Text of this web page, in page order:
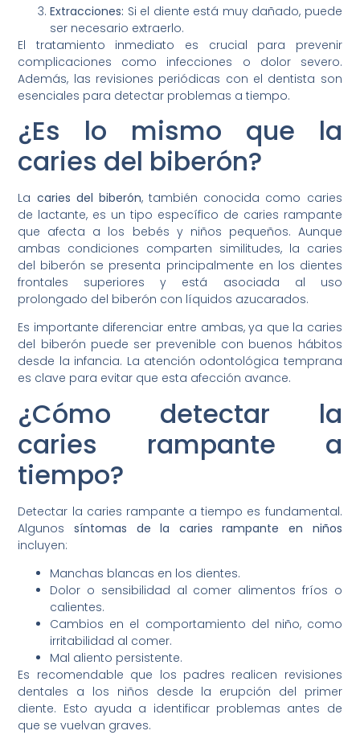
Extracciones: Si el diente está muy dañado, puede
ser necesario extraerlo.
El tratamiento inmediato es crucial para prevenir
complicaciones como infecciones o dolor severo.
Además, las revisiones periódicas con el dentista son
esenciales para detectar problemas a tiempo.
¿Es lo mismo que la
caries del biberón?
La caries del biberón, también conocida como caries
de lactante, es un tipo específico de caries rampante
que afecta a los bebés y niños pequeños. Aunque
ambas condiciones comparten similitudes, la caries
del biberón se presenta principalmente en los dientes
frontales superiores y está asociada al uso
prolongado del biberón con líquidos azucarados.
Es importante diferenciar entre ambas, ya que la caries
del biberón puede ser prevenible con buenos hábitos
desde la infancia. La atención odontológica temprana
es clave para evitar que esta afección avance.
¿Cómo detectar la
caries rampante a
tiempo?
Detectar la caries rampante a tiempo es fundamental.
Algunos síntomas de la caries rampante en niños
incluyen:
Manchas blancas en los dientes.
Dolor o sensibilidad al comer alimentos fríos o
calientes.
Cambios en el comportamiento del niño, como
irritabilidad al comer.
Mal aliento persistente.
Es recomendable que los padres realicen revisiones
dentales a los niños desde la erupción del primer
diente. Esto ayuda a identificar problemas antes de
que se vuelvan graves.